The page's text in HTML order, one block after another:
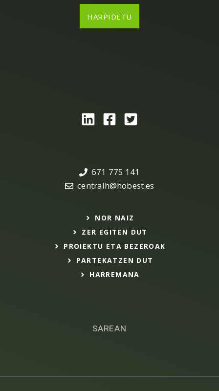
SAREAN
671 775 141
centralh@hobest.es
NOR NAIZ
ZER EGITEN DUT
PROIEKTU ETA BEZEROAK
PARTEKATZEN DUT
HARREMANA